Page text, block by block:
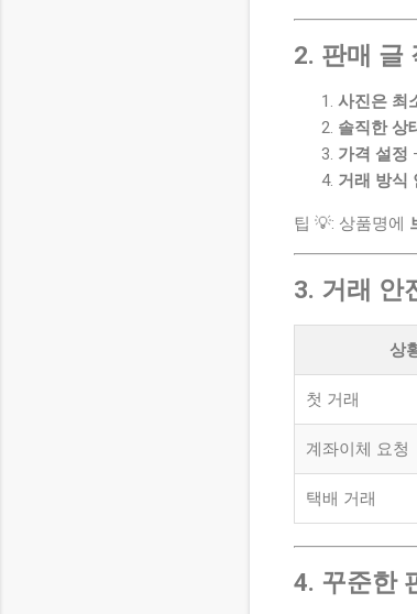
2. 판매 글
사진은 최
솔직한 상
가격 설정
거래 방식
팁 💡: 상품명에
3. 거래 안
상
첫 거래
계좌이체 요청
택배 거래
4. 꾸준한